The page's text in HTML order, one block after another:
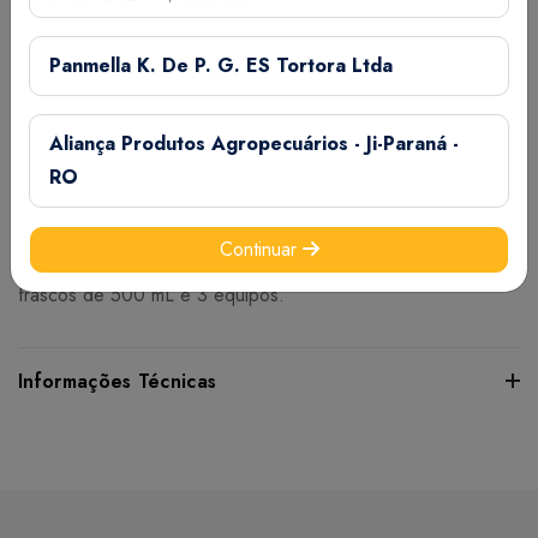
Veterinário.
CARÊNCIA
Não apresenta
APRESENTAÇÕES
Frascos com 100 mL, 200 mL e 500 mL, e caixas com 6
frascos de 500 mL e 3 equipos.
Informações Técnicas
Panmella K. De P. G. ES Tortora Ltda
Aliança Produtos Agropecuários - Ji-Paraná -
RO
Continuar